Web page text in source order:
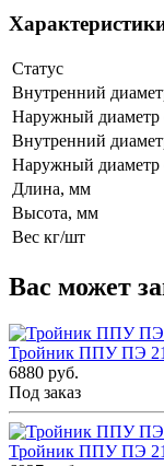
Статус
Внутренний
Наружный диаметр
Внутренний
Наружный диаметр
Длина, мм
Высота, мм
Вес кг/шт
Вас может
Тройник ППУ ПЭ
6880 руб.
Под заказ
Тройник ППУ ПЭ